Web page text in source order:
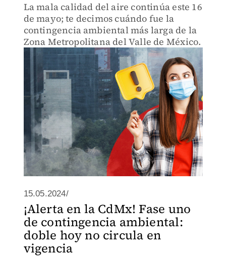
La mala calidad del aire continúa este 16
de mayo; te decimos cuándo fue la
contingencia ambiental más larga de la
Zona Metropolitana del Valle de México.
15.05.2024/
¡Alerta en la CdMx! Fase uno
de contingencia ambiental:
doble hoy no circula en
vigencia